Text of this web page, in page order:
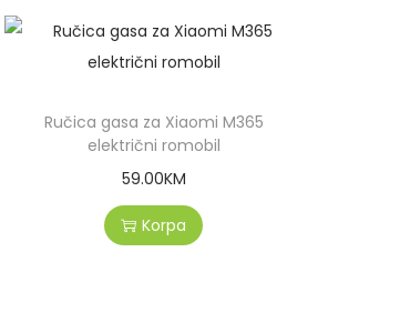
Ručica gasa za Xiaomi M365
električni romobil
59.00KM
Korpa